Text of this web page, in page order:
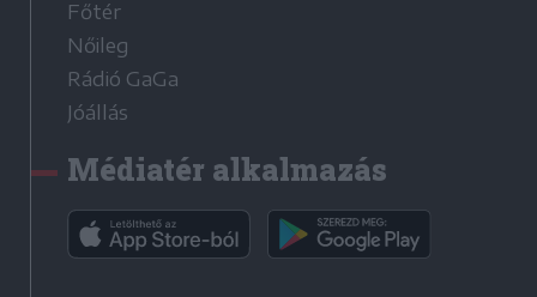
Főtér
Nőileg
Rádió GaGa
Jóállás
Médiatér alkalmazás